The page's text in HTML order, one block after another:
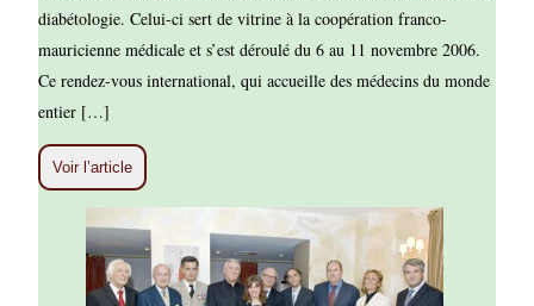
diabétologie. Celui-ci sert de vitrine à la coopération franco-
mauricienne médicale et s’est déroulé du 6 au 11 novembre 2006.
Ce rendez-vous international, qui accueille des médecins du monde
entier […]
Voir l’article